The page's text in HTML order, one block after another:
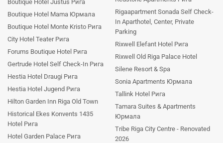
Boutique Hotel Justus Рига
Boutique Hotel Mama Юрмала
Boutique Hotel Monte Kristo Рига
City Hotel Teater Рига
Forums Boutique Hotel Рига
Gertrude Hotel Self Check-In Рига
Hestia Hotel Draugi Рига
Hestia Hotel Jugend Рига
Hilton Garden Inn Riga Old Town
Historical Ekes Konvents 1435
Hotel Рига
Hotel Garden Palace Рига
Rigaapartment Sonada Self Check-
In Aparthotel, Center, Private
Parking
Rixwell Elefant Hotel Рига
Rixwell Old Riga Palace Hotel
Silene Resort & Spa
Sonia Apartments Юрмала
Tallink Hotel Рига
Tamara Suites & Apartments
Юрмала
Tribe Riga City Centre - Renovated
2026